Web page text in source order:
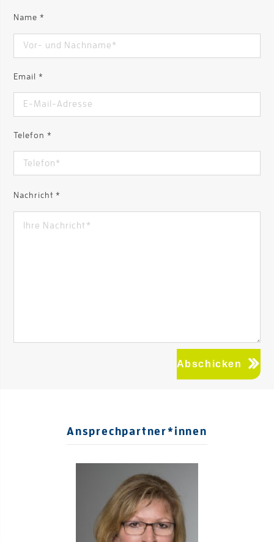
Name*
Email*
Telefon*
Nachricht*
Abschicken
Ansprechpartner*innen